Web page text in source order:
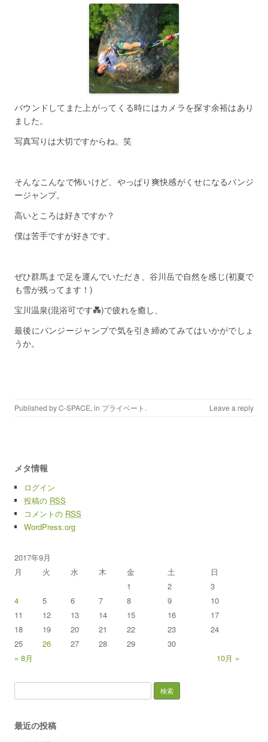
バウンドしてまた上がってくる時にはカメラを探す余裕はあり
ました。
写真写りは大切ですからね。笑
そんなこんなで怖いけど、やっぱり爽快感がくせになるバンジ
ージャンプ。
高いところは好きですか？
僕は苦手ですが好きです。
ぜひ群馬まで足を運んでいただき、谷川岳で自然を感じ(初夏で
も雪が残ってます！)
宝川温泉(混浴可です💑)で疲れを癒し、
最後にバンジージャンプで気を引き締めてみてはいかがでしょ
うか。
Published byC-SPACE, in プライベート . Leave a reply
メタ情報
ログイン
投稿の RSS
コメントの RSS
WordPress.org
2017年9月
月
火 水 木 金 土 日
« 8月 10月 »
1 2
3
4
5 6 7 8 9
10
11
12 13 14 15 16
17
18
19 20 21 22 23
24
25
26 27 28 29 30
最近の投稿